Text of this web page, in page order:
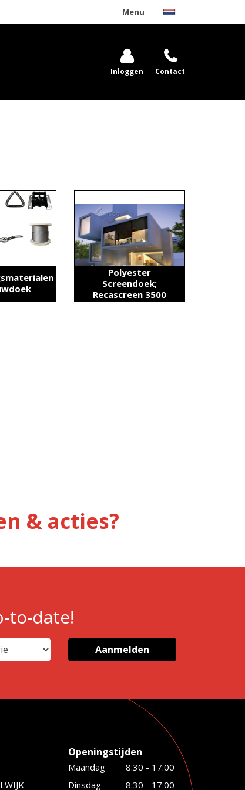
Menu
Inloggen Contact
Polyester
Screendoek;
Recascreen 3500
& acties?
to-date!
Openingstijden
Maandag
8:30 - 17:00
Dinsdag
8:30 - 17:00